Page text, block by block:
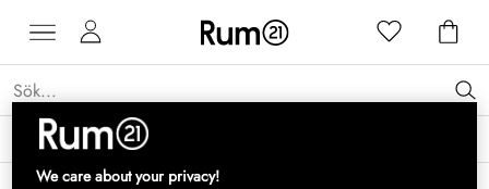
Få 15 % rabatt på Grythyttan Stålmöbler* →
We care about your privacy!